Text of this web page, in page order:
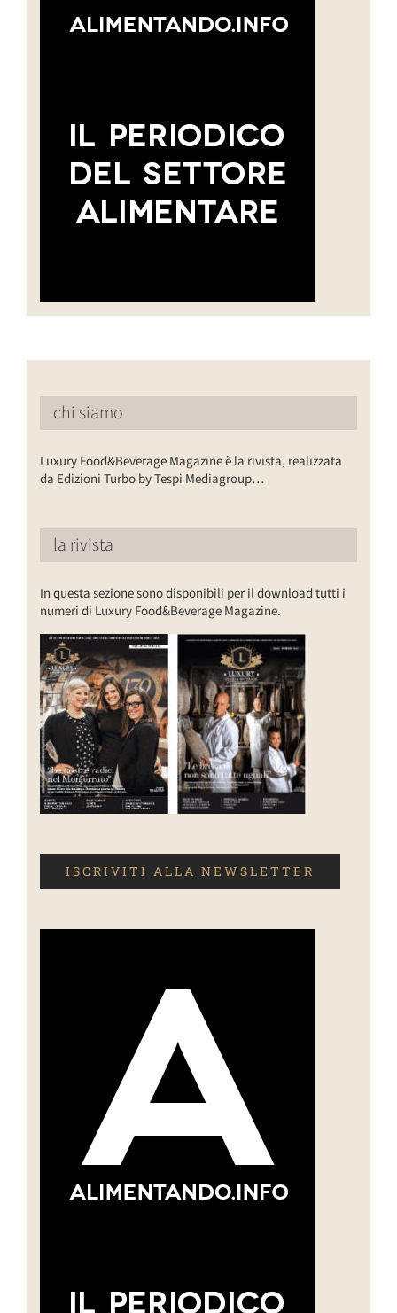
chi siamo
Luxury Food&Beverage Magazine è la rivista, realizzata
da Edizioni Turbo by Tespi Mediagroup…
la rivista
In questa sezione sono disponibili per il download tutti i
numeri di Luxury Food&Beverage Magazine.
ISCRIVITI ALLA NEWSLETTER